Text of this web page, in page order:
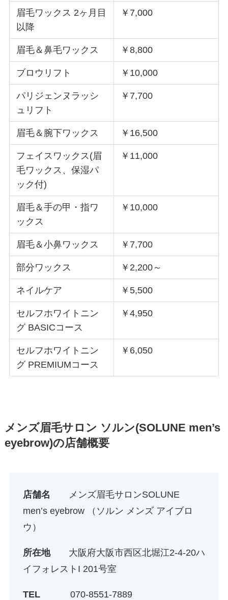
眉毛ワックス 2ヶ月目
以降
￥7,000
眉毛＆鼻毛ワックス ￥8,800
ブロウリフト ￥10,000
パリジェンヌラッシ
ュリフト
￥7,700
眉毛＆腕下ワックス ￥16,500
フェイスワックス(眉
毛ワックス、保湿パ
ック付)
￥11,000
眉毛＆手の甲・指ワ
ックス
￥10,000
眉毛＆小鼻ワックス ￥7,700
部分ワックス ￥2,200～
ネイルケア ￥5,500
セルフホワイトニン
グ BASICコース
￥4,950
セルフホワイトニン
グ PREMIUMコース
￥6,050
メンズ眉毛サロン ソルン(SOLUNE men’s
eyebrow)の店舗概要
店舗名 メンズ眉毛サロンSOLUNE
men’s eyebrow （ソルン メンズ アイブロ
ウ）
所在地
大阪府大阪市西区北堀江2-4-20ハ
イフォレストI 201号室
TEL070-8551-7889